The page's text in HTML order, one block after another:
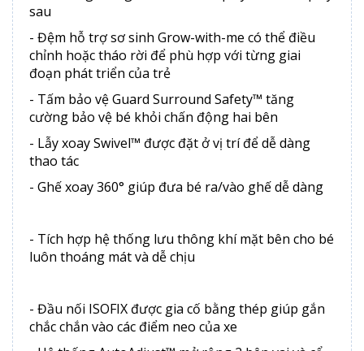
sau
- Đệm hỗ trợ sơ sinh Grow-with-me có thể điều
chỉnh hoặc tháo rời để phù hợp với từng giai
đoạn phát triển của trẻ
- Tấm bảo vệ Guard Surround Safety™ tăng
cường bảo vệ bé khỏi chấn động hai bên
- Lẫy xoay Swivel™ được đặt ở vị trí để dễ dàng
thao tác
- Ghế xoay 360° giúp đưa bé ra/vào ghế dễ dàng
- Tích hợp hệ thống lưu thông khí mặt bên cho bé
luôn thoáng mát và dễ chịu
- Đầu nối ISOFIX được gia cố bằng thép giúp gắn
chắc chắn vào các điểm neo của xe